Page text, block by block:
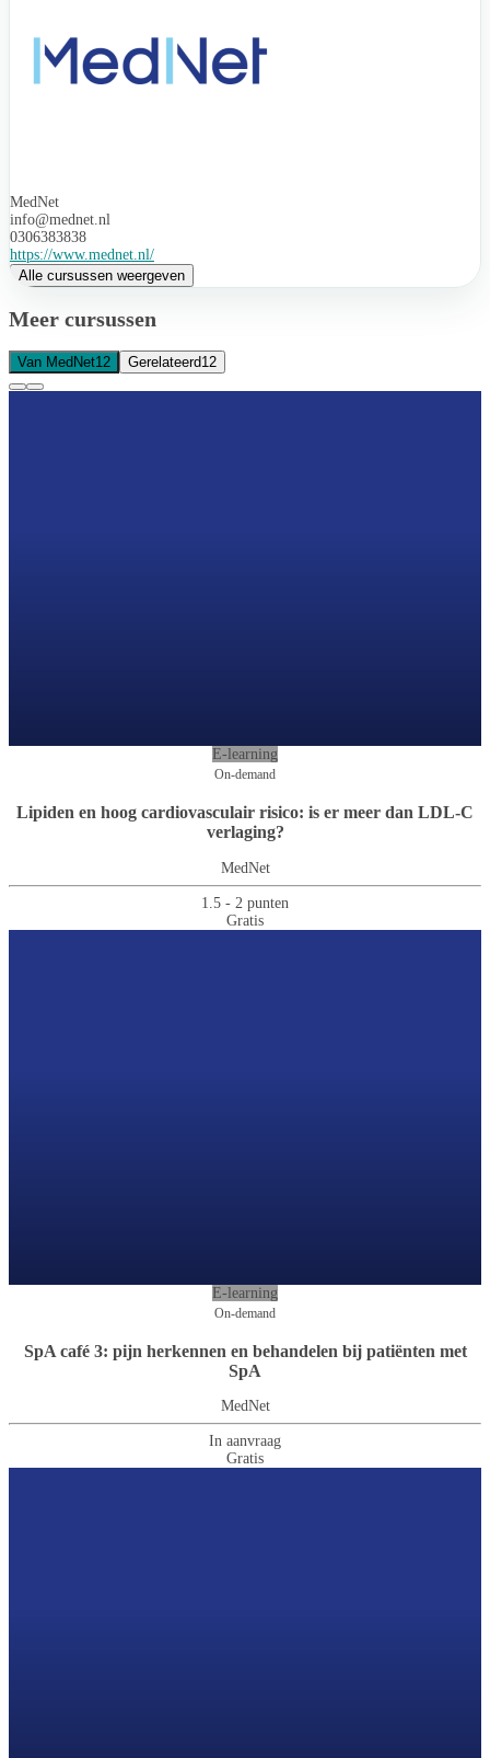
MedNet
info@mednet.nl
0306383838
https://www.mednet.nl/
Alle cursussen weergeven
Meer cursussen
Van MedNet12 Gerelateerd12
E-learning
On-demand
Lipiden en hoog cardiovasculair risico: is er meer dan LDL-C
verlaging?
MedNet
1.5 - 2 punten
Gratis
E-learning
On-demand
SpA café 3: pijn herkennen en behandelen bij patiënten met
SpA
MedNet
In aanvraag
Gratis